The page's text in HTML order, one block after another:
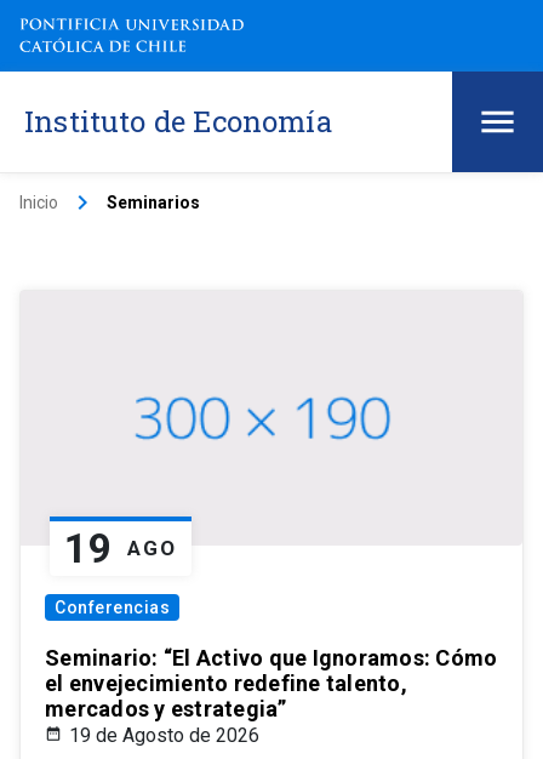
Instituto de Economía
Inicio keyboard_arrow_right Seminarios
19 AGO
Conferencias
Seminario: “El Activo que Ignoramos: Cómo
el envejecimiento redefine talento,
mercados y estrategia”
19 de Agosto de 2026